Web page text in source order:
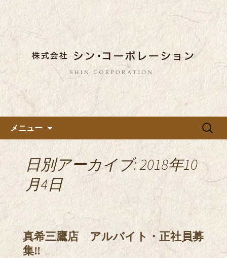
都内に5店舗展開している蕎麦
のお店「真希（しんき）」を運
営する「株式会社シン・コーポ
レーション」のブログ
東京都内に5店舗ある美味しい蕎麦のお
店「真希（しんき）」と運営の「株式
会社シン・コーポレーション」の新着
情報はこちら。店舗によって24時間営
業、宴会なども承っております。季節
のメニューも豊富にご用意。
メニュー
検
日別アーカイブ: 2018年10
月4日
真希三鷹店 アルバイト・正社員募
集‼